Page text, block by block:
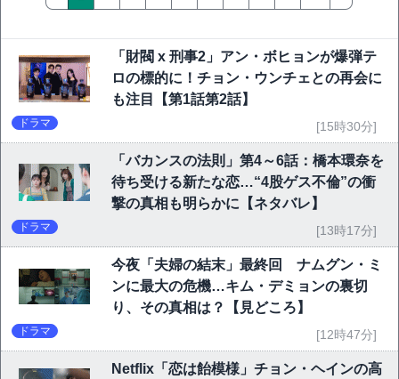
「財閥 x 刑事2」アン・ボヒョンが爆弾テ
ロの標的に！チョン・ウンチェとの再会に
も注目【第1話第2話】
ドラマ [15時30分]
「バカンスの法則」第4～6話：橋本環奈を
待ち受ける新たな恋…“4股ゲス不倫”の衝
撃の真相も明らかに【ネタバレ】
ドラマ [13時17分]
今夜「夫婦の結末」最終回 ナムグン・ミ
ンに最大の危機…キム・デミョンの裏切
り、その真相は？【見どころ】
ドラマ [12時47分]
Netflix「恋は飴模様」チョン・ヘインの高